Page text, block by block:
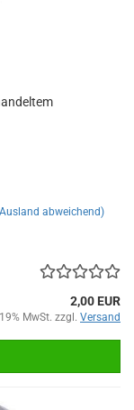
abweichend)
2,00 EUR
MwSt. zzgl. Versand